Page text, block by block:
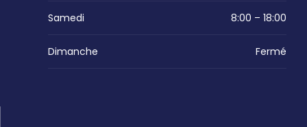
Samedi 8:00 – 18:00
Dimanche Fermé